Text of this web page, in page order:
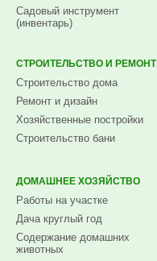
Садовый инструмент
(инвентарь)
СТРОИТЕЛЬСТВО И РЕМОНТ
Строительство дома
Ремонт и дизайн
Хозяйственные постройки
Строительство бани
ДОМАШНЕЕ ХОЗЯЙСТВО
Работы на участке
Дача круглый год
Содержание домашних
животных